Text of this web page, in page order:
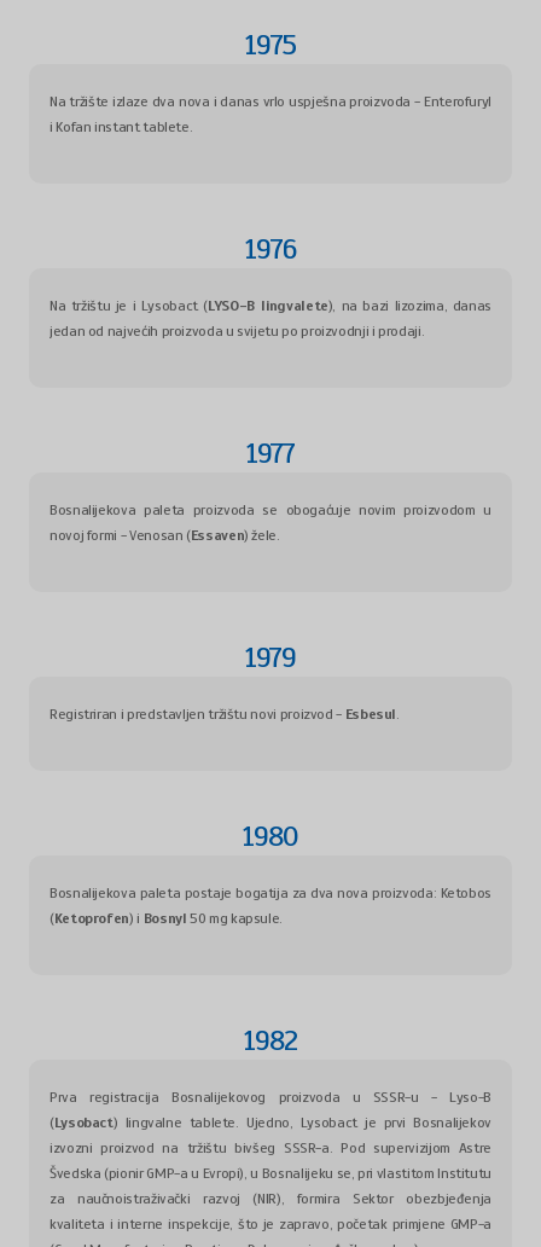
1975
Na tržište izlaze dva nova i danas vrlo uspješna proizvoda - Enterofuryl
i Kofan instant tablete.
1976
Na tržištu je i Lysobact (LYSO-B lingvalete), na bazi lizozima, danas
jedan od najvećih proizvoda u svijetu po proizvodnji i prodaji.
1977
Bosnalijekova paleta proizvoda se obogaćuje novim proizvodom u
novoj formi - Venosan (Essaven) žele.
1979
Registriran i predstavljen tržištu novi proizvod - Esbesul.
1980
Bosnalijekova paleta postaje bogatija za dva nova proizvoda: Ketobos
(Ketoprofen) i Bosnyl 50 mg kapsule.
1982
Prva registracija Bosnalijekovog proizvoda u SSSR-u - Lyso-B
(Lysobact) lingvalne tablete. Ujedno, Lysobact je prvi Bosnalijekov
izvozni proizvod na tržištu bivšeg SSSR-a. Pod supervizijom Astre
Švedska (pionir GMP-a u Evropi), u Bosnalijeku se, pri vlastitom Institutu
za naučnoistraživački razvoj (NIR), formira Sektor obezbjeđenja
kvaliteta i interne inspekcije, što je zapravo, početak primjene GMP-a